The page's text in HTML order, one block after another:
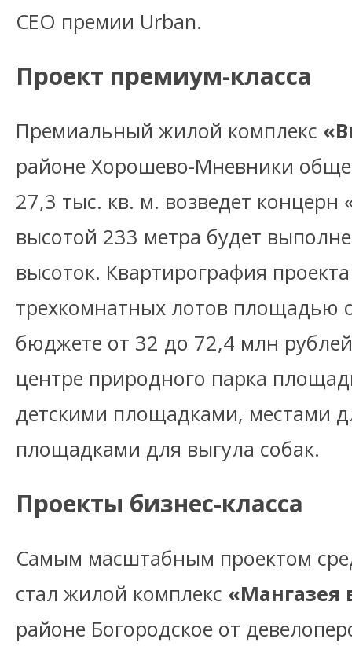
CEO премии Urban.
Проект премиум-класса
Премиальный жилой комплекс
районе Хорошево-Мневники
27,3 тыс. кв. м. возведет концерн
высотой 233 метра будет
высоток. Квартирография
трехкомнатных лотов площадью
бюджете от 32 до 72,4 млн
центре природного парка
детскими площадками, местами
площадками для выгула собак.
Проекты бизнес-класса
Самым масштабным проектом
стал жилой комплекс «Мангазея
районе Богородское от